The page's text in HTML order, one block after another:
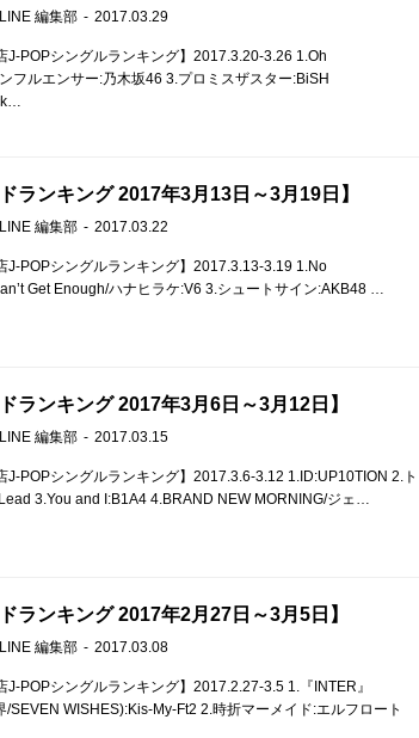
編集部 2017.03.29
J-POPシングルランキング】2017.3.20-3.26 1.Oh
フルエンサー:乃木坂46 3.プロミスザスター:BiSH
ランキング 2017年3月13日～3月19日】
編集部 2017.03.22
J-POPシングルランキング】2017.3.13-3.19 1.No
Get Enough/ハナヒラケ:V6 3.シュートサイン:AKB48 …
ランキング 2017年3月6日～3月12日】
編集部 2017.03.15
J-POPシングルランキング】2017.3.6-3.12 1.ID:UP10TION 2.ト
3.You and I:B1A4 4.BRAND NEW MORNING/ジェ…
ランキング 2017年2月27日～3月5日】
編集部 2017.03.08
J-POPシングルランキング】2017.2.27-3.5 1.『INTER』
/SEVEN WISHES):Kis-My-Ft2 2.時折マーメイド:エルフロート